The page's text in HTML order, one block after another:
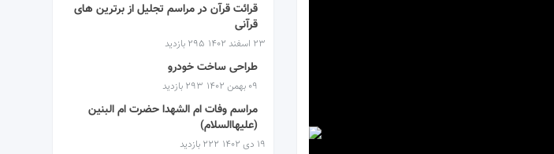
قرائت قرآن در مراسم تجلیل از برترین های
قرآنی
۲۳ اسفند ۱۴۰۲ 295 بازدید
طراحی ساخت خودرو
۰۹ بهمن ۱۴۰۲ 293 بازدید
مراسم وفات ام الشهدا حضرت ام البنین
(علیهاالسلام)
۱۹ دی ۱۴۰۲ 222 بازدید